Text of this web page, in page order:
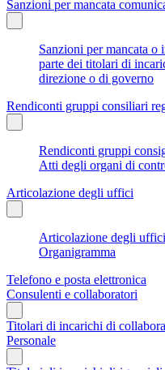
Sanzioni per mancata
Sanzioni per mancata o
parte dei titolari di
direzione o di governo
Rendiconti gruppi consiliari
Rendiconti gruppi
Atti degli organi di
Articolazione degli uffici
Articolazione degli uffici
Organigramma
Telefono e posta elettronica
Consulenti e collaboratori
Titolari di incarichi di
Personale